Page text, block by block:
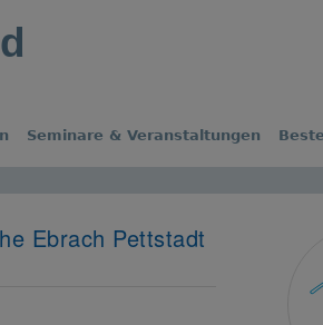
Seminare & Veranstaltungen
Ebrach Pettstadt